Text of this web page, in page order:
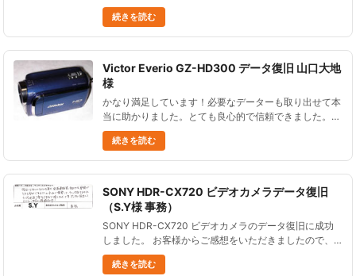
ご紹介します。 とても誠実で早い対応でした。 商品の
到着や初期診断結果、商品の発送の連絡を細かくメール
を頂き安......
続きを読む
Victor Everio GZ-HD300 データ復旧 山口大地
様
かなり満足しています！必要なデーターも取り出せて本
当に助かりました。とても良心的で信頼できました。ま
たなにかあったらよろしくお願いします。 Victor Everio
GZ-HD300 データ復旧 山口大地様...
続きを読む
SONY HDR-CX720 ビデオカメラデータ復旧
（S.Y様 事務）
SONY HDR-CX720 ビデオカメラのデータ復旧に成功
しました。 お客様からご感想をいただきましたので、
ご紹介します。 復旧してほしいカメラを送り、到着連
絡等、細やかな連絡がとても安心できました。 ネット
続きを読む